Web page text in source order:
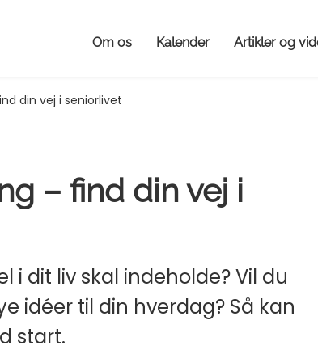
Om os Kalender Artikler og
din vej i seniorlivet
– find din vej i
dit liv skal indeholde? Vil du
idéer til din hverdag? Så kan
start.